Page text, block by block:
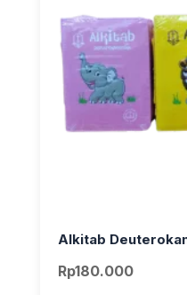
Alkitab
Rp180.000